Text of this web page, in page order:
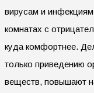
вирусам и
комнатах с
куда комфортнее.
только приведению
веществ, повышают